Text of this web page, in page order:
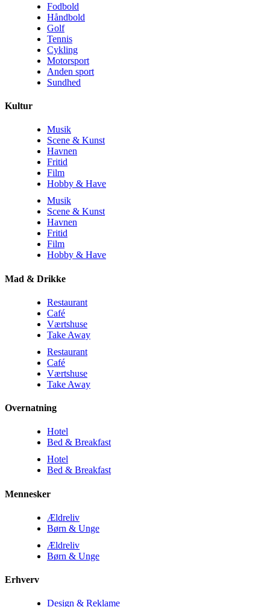
Fodbold
Håndbold
Golf
Tennis
Cykling
Motorsport
Anden sport
Sundhed
Kultur
Musik
Scene & Kunst
Havnen
Fritid
Film
Hobby & Have
Musik
Scene & Kunst
Havnen
Fritid
Film
Hobby & Have
Mad & Drikke
Restaurant
Café
Værtshuse
Take Away
Restaurant
Café
Værtshuse
Take Away
Overnatning
Hotel
Bed & Breakfast
Hotel
Bed & Breakfast
Mennesker
Ældreliv
Børn & Unge
Ældreliv
Børn & Unge
Erhverv
Design & Reklame